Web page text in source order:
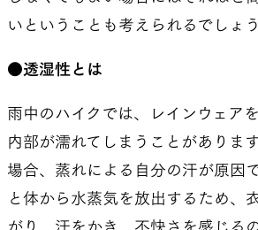
いということも考えられるでしょう
●透湿性とは
雨中のハイクでは、レインウェア
内部が濡れてしまうことがありま
場合、蒸れによる自分の汗が原因
と体から水蒸気を放出するため、
がり、汗をかき、不快さを感じるの